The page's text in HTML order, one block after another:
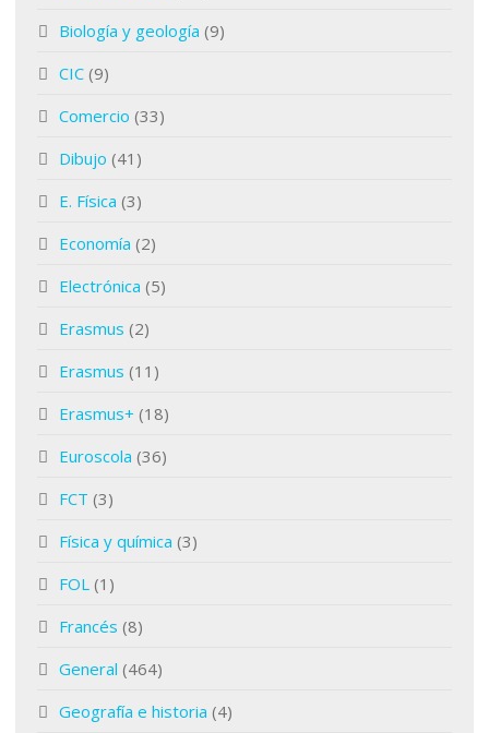
Biología y geología (9)
CIC (9)
Comercio (33)
Dibujo (41)
E. Física (3)
Economía (2)
Electrónica (5)
Erasmus (2)
Erasmus (11)
Erasmus+ (18)
Euroscola (36)
FCT (3)
Física y química (3)
FOL (1)
Francés (8)
General (464)
Geografía e historia (4)